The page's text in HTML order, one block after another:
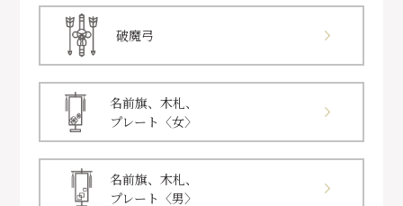
破魔弓
名前旗、木札、
プレート〈女〉
名前旗、木札、
プレート〈男〉